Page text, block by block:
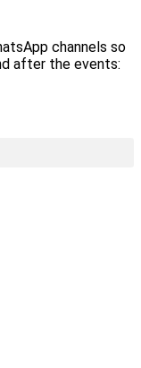
channels so
after the events: